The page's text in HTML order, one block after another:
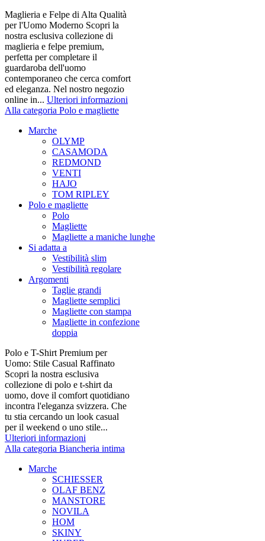
Maglieria e Felpe di Alta Qualità
per l'Uomo Moderno Scopri la
nostra esclusiva collezione di
maglieria e felpe premium,
perfetta per completare il
guardaroba dell'uomo
contemporaneo che cerca comfort
ed eleganza. Nel nostro negozio
online in... Ulteriori informazioni
Alla categoria Polo e magliette
Marche
OLYMP
CASAMODA
REDMOND
VENTI
HAJO
TOM RIPLEY
Polo e magliette
Polo
Magliette
Magliette a maniche lunghe
Si adatta a
Vestibilità slim
Vestibilità regolare
Argomenti
Taglie grandi
Magliette semplici
Magliette con stampa
Magliette in confezione
doppia
Polo e T-Shirt Premium per
Uomo: Stile Casual Raffinato
Scopri la nostra esclusiva
collezione di polo e t-shirt da
uomo, dove il comfort quotidiano
incontra l'eleganza svizzera. Che
tu stia cercando un look casual
per il weekend o uno stile...
Ulteriori informazioni
Alla categoria Biancheria intima
Marche
SCHIESSER
OLAF BENZ
MANSTORE
NOVILA
HOM
SKINY